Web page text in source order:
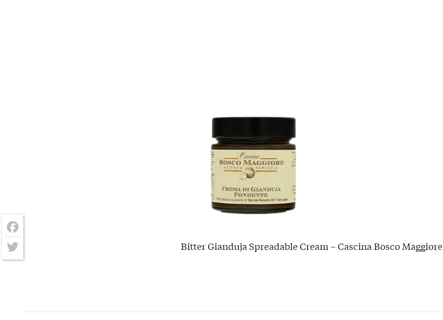
Bitter Gianduja Spreadable Cream – Cascina Bosco Maggiore
Facebook
Twitter